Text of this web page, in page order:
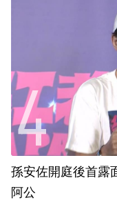
孫安佐開庭後首
阿公